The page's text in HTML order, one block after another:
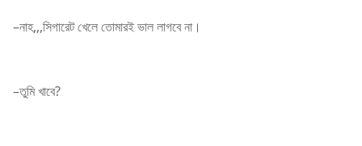
–নাহ,,,সিগারেট খেলে তোমারই ভাল লাগবে না।
–তুমি খাবে?